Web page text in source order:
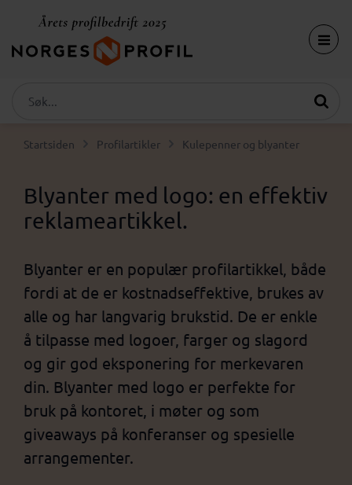
Startsiden Profilartikler Kulepenner og blyanter
Blyanter med logo: en effektiv
reklameartikkel.
Blyanter er en populær profilartikkel, både
fordi at de er kostnadseffektive, brukes av
alle og har langvarig brukstid. De er enkle
å tilpasse med logoer, farger og slagord
og gir god eksponering for merkevaren
din. Blyanter med logo er perfekte for
bruk på kontoret, i møter og som
giveaways på konferanser og spesielle
arrangementer.